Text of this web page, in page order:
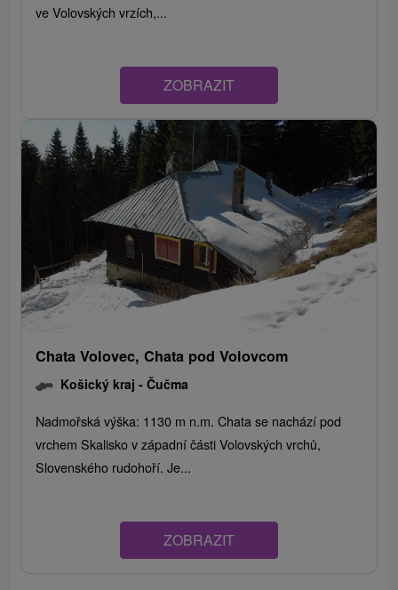
ve Volovských vrzích,...
ZOBRAZIT
Chata Volovec, Chata pod Volovcom
Košický kraj -Čučma
Nadmořská výška: 1130 m n.m. Chata se nachází pod
vrchem Skalisko v západní části Volovských vrchů,
Slovenského rudohoří. Je...
ZOBRAZIT